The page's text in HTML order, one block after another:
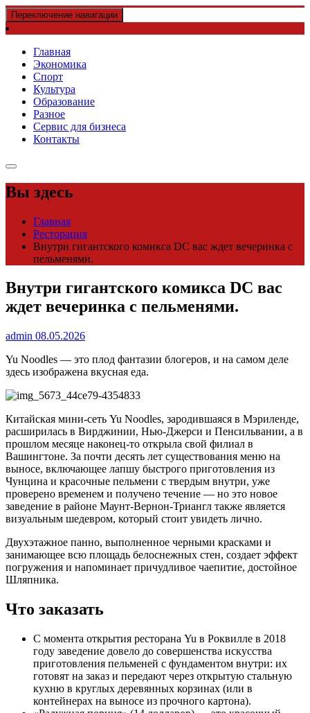
Переключение навигации
Главная
Экономика
Спорт
Культура
Образование
Разное
Сервис для бизнеса
Контакты
Вы здесь
Главная
Ресторация
Внутри гигантского комикса DC вас ждет вечеринка с
пельменями.
Внутри гигантского комикса DC вас
ждет вечеринка с пельменями.
admin 08.05.2026
Yu Noodles — это плод фантазии блогеров, и на самом деле
здесь изображена вкусная еда.
Китайская мини-сеть Yu Noodles, зародившаяся в Мэриленде,
расширилась в Вирджинии, Нью-Джерси и Пенсильвании, а в
прошлом месяце наконец-то открыла свой филиал в
Вашингтоне. За почти десять лет существования меню на
выносе, включающее лапшу быстрого приготовления из
Чунцина и красочные пельмени с твердым внутри, уже
проверено временем и получено течение — но это новое
заведение в районе Маунт-Вернон-Триангл также является
визуальным шедевром, который стоит увидеть лично.
Двухэтажное панно, выполненное черными красками и
занимающее всю площадь белоснежных стен, создает эффект
погружения и напоминает причудливое чаепитие, достойное
Шляпника.
Что заказать
С момента открытия ресторана Yu в Роквилле в 2018
году заведение довело до совершенства искусства
приготовления пельменей с фундаментом внутри: их
готовят на заказ и передают через открытую стальную
кухню в круглых деревянных корзинах (или в
контейнерах на выносе из прочного картона).